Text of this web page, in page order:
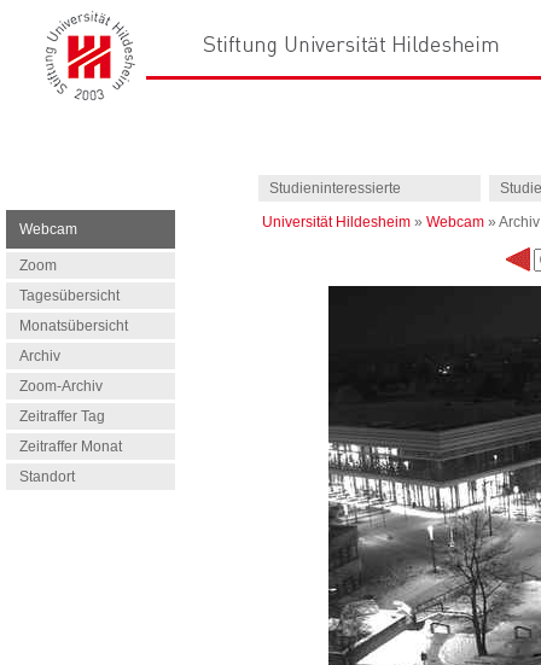
Studieninteressierte
Webcam
Zoom
Tagesübersicht
Monatsübersicht
Archiv
Zoom-Archiv
Zeitraffer Tag
Zeitraffer Monat
Standort
Universität Hildesheim » Webcam » Archiv